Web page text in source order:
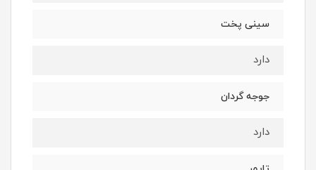
سینی پخت
دارد
جوجه گردان
دارد